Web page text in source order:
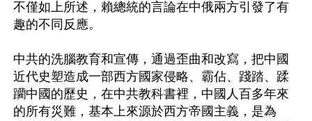
不僅如上所述，賴總統的言論在中俄兩方引發了有
趣的不同反應。
中共的洗腦教育和宣傳，通過歪曲和改寫，把中國
近代史塑造成一部西方國家侵略、霸佔、踐踏、蹂
躪中國的歷史，在中共教科書裡，中國人百多年來
的所有災難，基本上來源於西方帝國主義，是為